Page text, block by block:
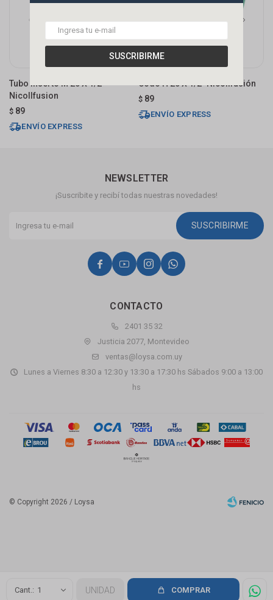
SUSCRIBIRME
1 UNIDAD COMPRAR
Tubo Inserto M 20 X 1/2"
Nicollfusion
$ 89
ENVÍO EXPRESS
Codo H 20 X 1/2" Nicollfusión
$ 89
ENVÍO EXPRESS
CONTACTO
2401 35 32
Justicia 2077, Montevideo
ventas@loysa.com.uy
Lunes a Viernes 8:30 a 12:30 y 13:30 a 17:30 hs Sábados 9:00 a 13:00
hs
NEWSLETTER
¡Suscribite y recibí todas nuestras novedades!
SUSCRIBIRME
   
© Copyright 2026 / Loysa
Fenicio